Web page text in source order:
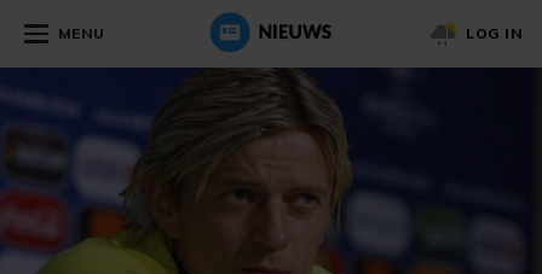
MENU LOG IN